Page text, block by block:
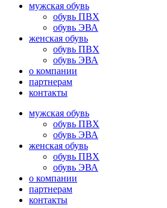
мужская обувь
обувь ПВХ
обувь ЭВА
женская обувь
обувь ПВХ
обувь ЭВА
о компании
партнерам
контакты
мужская обувь
обувь ПВХ
обувь ЭВА
женская обувь
обувь ПВХ
обувь ЭВА
о компании
партнерам
контакты